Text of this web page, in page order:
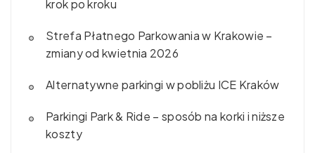
krok po kroku
Strefa Płatnego Parkowania w Krakowie –
zmiany od kwietnia 2026
Alternatywne parkingi w pobliżu ICE Kraków
Parkingi Park & Ride – sposób na korki i niższe
koszty